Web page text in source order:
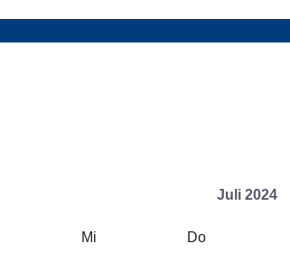
Juli 2024
Mi Do